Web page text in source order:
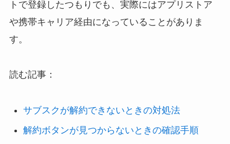
トで登録したつもりでも、実際にはアプリストア
や携帯キャリア経由になっていることがありま
す。
読む記事：
サブスクが解約できないときの対処法
解約ボタンが見つからないときの確認手順